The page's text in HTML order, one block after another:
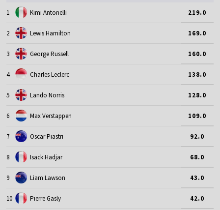
1 Kimi Antonelli 219.0
2 Lewis Hamilton 169.0
3 George Russell 160.0
4 Charles Leclerc 138.0
5 Lando Norris 128.0
6 Max Verstappen 109.0
7 Oscar Piastri 92.0
8 Isack Hadjar 68.0
9 Liam Lawson 43.0
10 Pierre Gasly 42.0